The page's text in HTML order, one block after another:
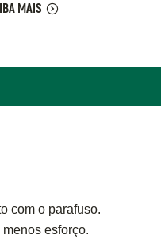
MAIS
com o parafuso.
esforço.